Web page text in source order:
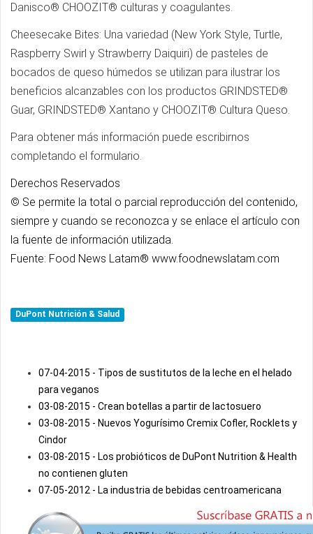
Danisco® CHOOZIT® culturas y coagulantes.
Cheesecake Bites: Una variedad (New York Style, Turtle,
Raspberry Swirl y Strawberry Daiquiri) de pasteles de
bocados de queso húmedos se utilizan para ilustrar los
beneficios alcanzables con los productos GRINDSTED®
Guar, GRINDSTED® Xantano y CHOOZIT® Cultura Queso.
Para obtener más información puede escribirnos
completando el formulario.
Derechos Reservados
© Se permite la total o parcial reproducción del contenido,
siempre y cuando se reconozca y se enlace el artículo con
la fuente de información utilizada.
Fuente: Food News Latam® www.foodnewslatam.com
DuPont Nutrición & Salud
07-04-2015 - Tipos de sustitutos de la leche en el helado
para veganos
03-08-2015 - Crean botellas a partir de lactosuero
03-08-2015 - Nuevos Yogurísimo Cremix Cofler, Rocklets y
Cindor
03-08-2015 - Los probióticos de DuPont Nutrition & Health
no contienen gluten
07-05-2012 - La industria de bebidas centroamericana